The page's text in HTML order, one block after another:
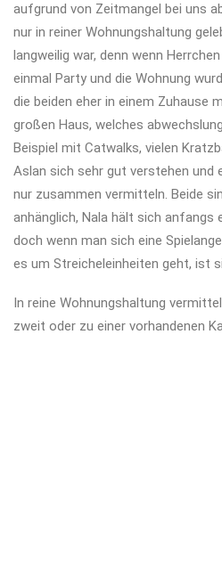
aufgrund von Zeitmangel bei uns
nur in reiner Wohnungshaltung
langweilig war, denn wenn
einmal Party und die Wohnung
die beiden eher in einem Zuhause
großen Haus, welches
Beispiel mit Catwalks, vielen
Aslan sich sehr gut verstehen und
nur zusammen vermitteln. Beide
anhänglich, Nala hält sich anfangs
doch wenn man sich eine
es um Streicheleinheiten geht, ist
In reine Wohnungshaltung
zweit oder zu einer vorhandenen